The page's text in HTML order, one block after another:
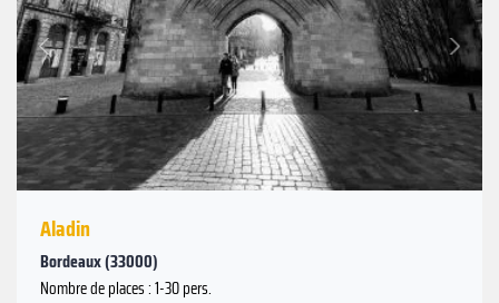
Précédent
Suivant
Aladin
Bordeaux (33000)
Nombre de places : 1-30 pers.